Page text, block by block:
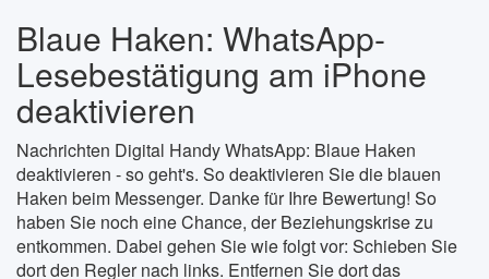
Blaue Haken: WhatsApp-
Lesebestätigung am iPhone
deaktivieren
Nachrichten Digital Handy WhatsApp: Blaue Haken
deaktivieren - so geht's. So deaktivieren Sie die blauen
Haken beim Messenger. Danke für Ihre Bewertung! So
haben Sie noch eine Chance, der Beziehungskrise zu
entkommen. Dabei gehen Sie wie folgt vor: Schieben Sie
dort den Regler nach links. Entfernen Sie dort das